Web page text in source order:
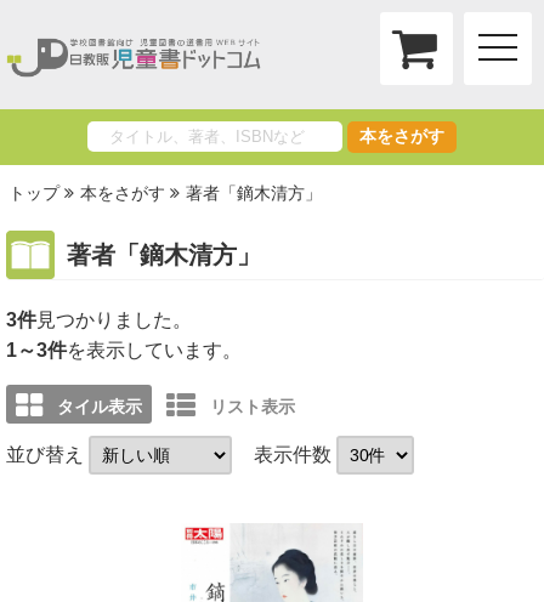
toggle
本をさがす
トップ 本をさがす 著者「鏑木清方」
著者「鏑木清方」
3件
1～3件を表示しています。
タイル表示 リスト表示
並び替え 表示件数